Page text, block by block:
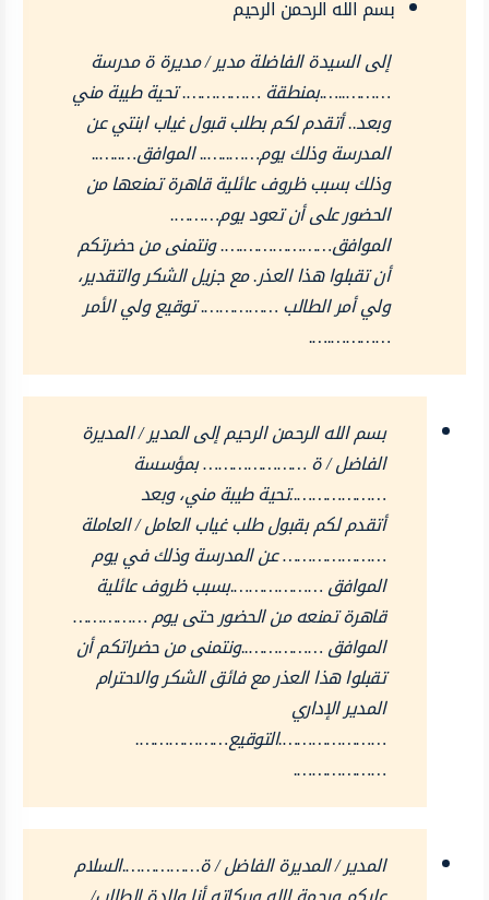
بسم الله الرحمن الرحيم
إلى السيدة الفاضلة مدير / مديرة ة مدرسة
………..….بمنطقة ……………. تحية طيبة مني
وبعد.. أتقدم لكم بطلب قبول غياب ابنتي عن
المدرسة وذلك يوم……..….. الموافق…..…..
وذلك بسبب ظروف عائلية قاهرة تمنعها من
الحضور على أن تعود يوم……….
الموافق……………….…. ونتمنى من حضرتكم
أن تقبلوا هذا العذر. مع جزيل الشكر والتقدير،
ولي أمر الطالب ……………. توقيع ولي الأمر
………….….
بسم الله الرحمن الرحيم إلى المدير / المديرة
الفاضل / ة ………………… بمؤسسة
………………..تحية طيبة مني، وبعد
أتقدم لكم بقبول طلب غياب العامل / العاملة
………………… عن المدرسة وذلك في يوم
الموافق ……………….بسبب ظروف عائلية
قاهرة تمنعه من الحضور حتى يوم ……………
الموافق ……………..ونتمنى من حضراتكم أن
تقبلوا هذا العذر مع فائق الشكر والاحترام
المدير الإداري
………………….التوقيع……………….
……………….
المدير / المديرة الفاضل / ة…………….السلام